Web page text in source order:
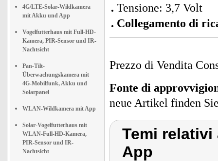
4G/LTE-Solar-Wildkamera
mit Akku und App
Vogelfutterhaus mit Full-HD-
Kamera, PIR-Sensor und IR-
Nachtsicht
Pan-Tilt-
Überwachungskamera mit
4G-Mobilfunk, Akku und
Solarpanel
WLAN-Wildkamera mit App
Solar-Vogelfutterhaus mit
WLAN-Full-HD-Kamera,
PIR-Sensor und IR-
Nachtsicht
Tensione: 3,7 Volt
Collegamento di
Prezzo di Vendita
Fonte di
neue Artikel finden
Temi relativi
App